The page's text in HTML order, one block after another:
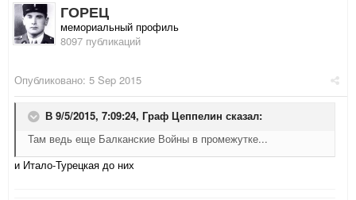
ГОРЕЦ
мемориальный профиль
8097 публикаций
Опубликовано: 5 Sep 2015
В 9/5/2015, 7:09:24, Граф Цеппелин сказал:
Там ведь еще Балканские Войны в промежутке...
и Итало-Турецкая до них